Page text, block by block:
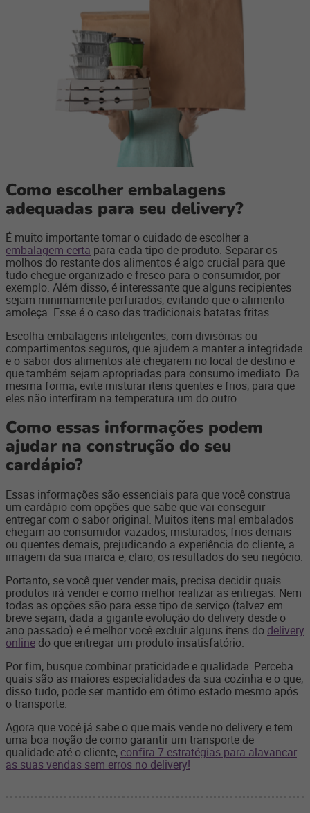
Como escolher embalagens
adequadas para seu delivery?
É muito importante tomar o cuidado de escolher a
embalagem certa para cada tipo de produto. Separar os
molhos do restante dos alimentos é algo crucial para que
tudo chegue organizado e fresco para o consumidor, por
exemplo. Além disso, é interessante que alguns recipientes
sejam minimamente perfurados, evitando que o alimento
amoleça. Esse é o caso das tradicionais batatas fritas.
Escolha embalagens inteligentes, com divisórias ou
compartimentos seguros, que ajudem a manter a integridade
e o sabor dos alimentos até chegarem no local de destino e
que também sejam apropriadas para consumo imediato. Da
mesma forma, evite misturar itens quentes e frios, para que
eles não interfiram na temperatura um do outro.
Como essas informações podem
ajudar na construção do seu
cardápio?
Essas informações são essenciais para que você construa
um cardápio com opções que sabe que vai conseguir
entregar com o sabor original. Muitos itens mal embalados
chegam ao consumidor vazados, misturados, frios demais
ou quentes demais, prejudicando a experiência do cliente, a
imagem da sua marca e, claro, os resultados do seu negócio.
Portanto, se você quer vender mais, precisa decidir quais
produtos irá vender e como melhor realizar as entregas. Nem
todas as opções são para esse tipo de serviço (talvez em
breve sejam, dada a gigante evolução do delivery desde o
ano passado) e é melhor você excluir alguns itens do delivery
online do que entregar um produto insatisfatório.
Por fim, busque combinar praticidade e qualidade. Perceba
quais são as maiores especialidades da sua cozinha e o que,
disso tudo, pode ser mantido em ótimo estado mesmo após
o transporte.
Agora que você já sabe o que mais vende no delivery e tem
uma boa noção de como garantir um transporte de
qualidade até o cliente, confira 7 estratégias para alavancar
as suas vendas sem erros no delivery!